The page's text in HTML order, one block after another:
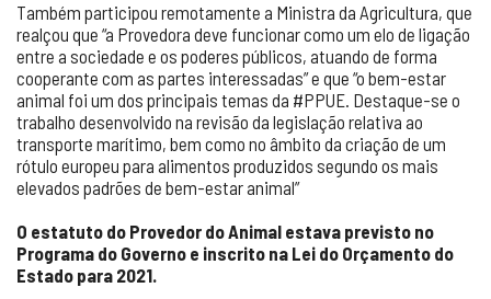
Também participou remotamente a Ministra da Agricultura, que
realçou que “a Provedora deve funcionar como um elo de ligação
entre a sociedade e os poderes públicos, atuando de forma
cooperante com as partes interessadas” e que “o bem-estar
animal foi um dos principais temas da #PPUE. Destaque-se o
trabalho desenvolvido na revisão da legislação relativa ao
transporte marítimo, bem como no âmbito da criação de um
rótulo europeu para alimentos produzidos segundo os mais
elevados padrões de bem-estar animal”
O estatuto do Provedor do Animal estava previsto no
Programa do Governo e inscrito na Lei do Orçamento do
Estado para 2021.